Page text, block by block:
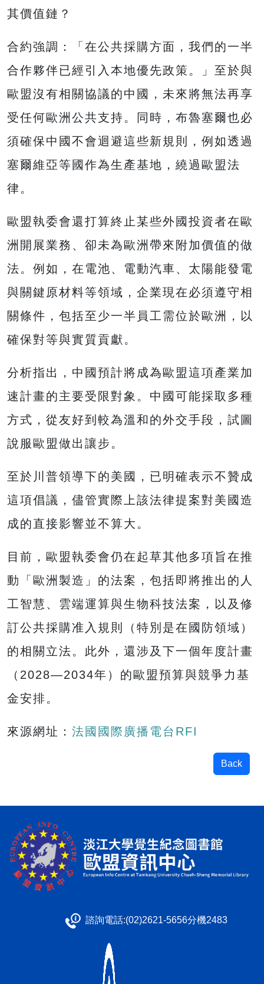
其價值鏈？
合約強調：「在公共採購方面，我們的一半
合作夥伴已經引入本地優先政策。」至於與
歐盟沒有相關協議的中國，未來將無法再享
受任何歐洲公共支持。同時，布魯塞爾也必
須確保中國不會迴避這些新規則，例如透過
塞爾維亞等國作為生產基地，繞過歐盟法
律。
歐盟執委會還打算終止某些外國投資者在歐
洲開展業務、卻未為歐洲帶來附加價值的做
法。例如，在電池、電動汽車、太陽能發電
與關鍵原材料等領域，企業現在必須遵守相
關條件，包括至少一半員工需位於歐洲，以
確保對等與實質貢獻。
分析指出，中國預計將成為歐盟這項產業加
速計畫的主要受限對象。中國可能採取多種
方式，從友好到較為溫和的外交手段，試圖
說服歐盟做出讓步。
至於川普領導下的美國，已明確表示不贊成
這項倡議，儘管實際上該法律提案對美國造
成的直接影響並不算大。
目前，歐盟執委會仍在起草其他多項旨在推
動「歐洲製造」的法案，包括即將推出的人
工智慧、雲端運算與生物科技法案，以及修
訂公共採購准入規則（特別是在國防領域）
的相關立法。此外，還涉及下一個年度計畫
（2028—2034年）的歐盟預算與競爭力基
金安排。
來源網址： 法國國際廣播電台RFI
Back
諮詢電話:(02)2621-5656分機2483